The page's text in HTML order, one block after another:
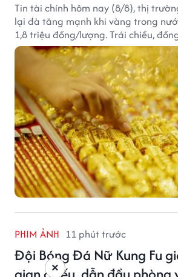
Tin tài chính hôm nay (8/8), thị
lại đà tăng mạnh khi vàng trong
1,8 triệu đồng/lượng. Trái chiều,
báo cáo việc làm Mỹ kém tích cực.
PHIM ẢNH 11 phút trước
Đội Bóng Đá Nữ Kung Fu
×